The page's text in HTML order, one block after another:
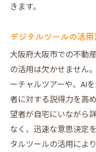
きます。
デジタルツールの活
大阪府大阪市での不動
の活用は欠かせません
ーチャルツアーや、AI
者に対する説得力を高
望者が自宅にいながら
なく、迅速な意思決定
タルツールの活用によ